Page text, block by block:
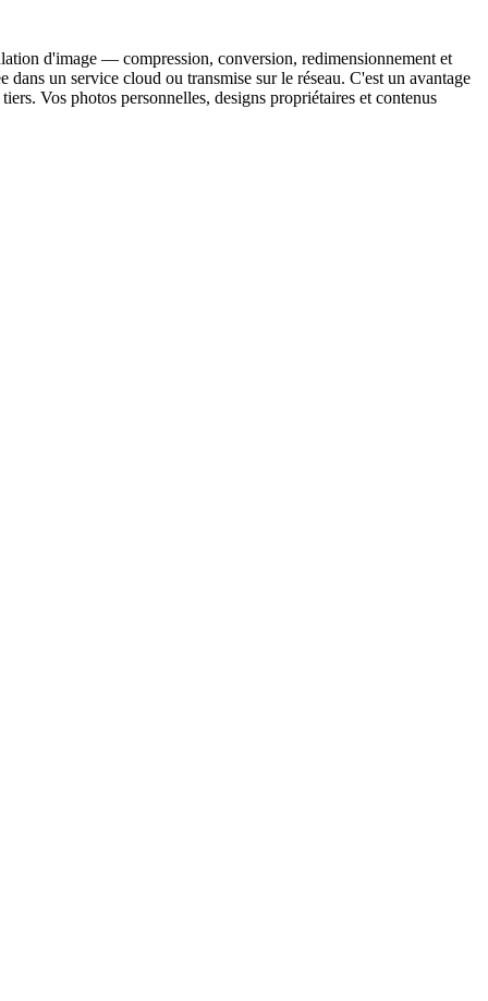
d'image — compression, conversion, redimensionnement et
un service cloud ou transmise sur le réseau. C'est un avantage
Vos photos personnelles, designs propriétaires et contenus